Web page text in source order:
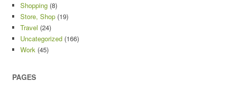
Shopping (8)
Store, Shop (19)
Travel (24)
Uncategorized (166)
Work (45)
PAGES